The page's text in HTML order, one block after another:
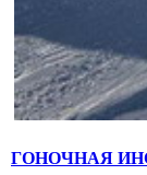
ГОНОЧНАЯ